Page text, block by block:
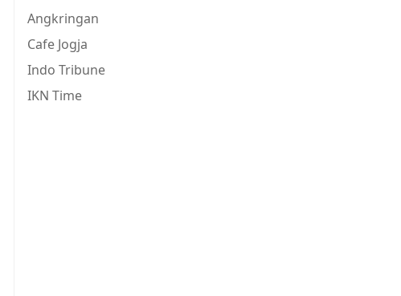
Angkringan
Cafe Jogja
Indo Tribune
IKN Time